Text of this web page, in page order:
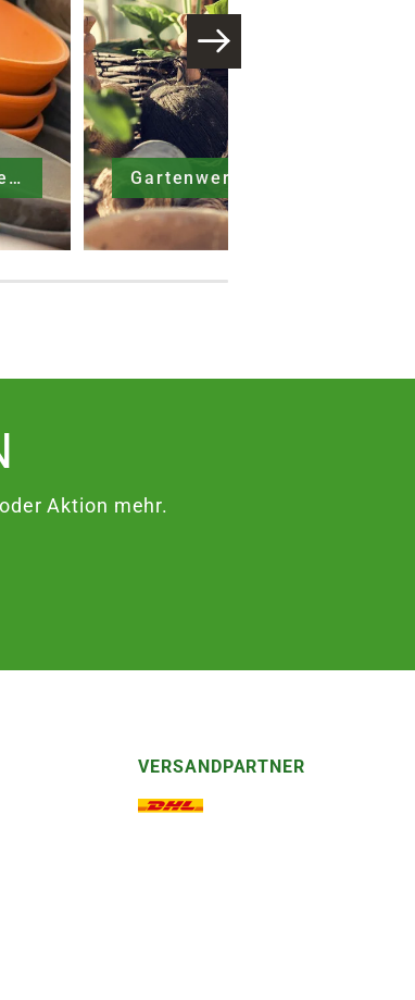
Gefäße & Übertöpfe
Aktion mehr.
VERSANDPARTNER